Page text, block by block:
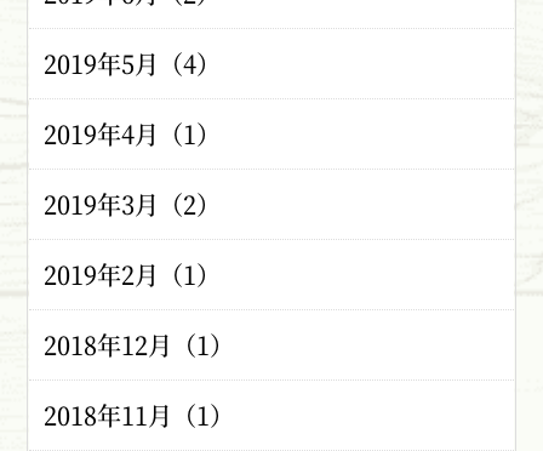
2019年5月（4）
2019年4月（1）
2019年3月（2）
2019年2月（1）
2018年12月（1）
2018年11月（1）